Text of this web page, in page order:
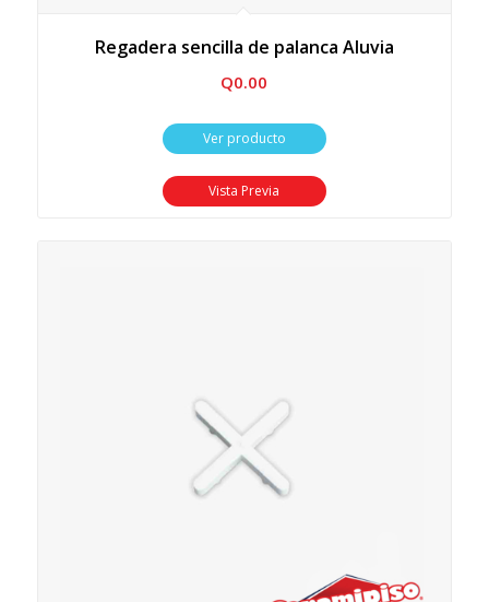
Regadera sencilla de palanca Aluvia
Q0.00
Ver producto
Vista Previa